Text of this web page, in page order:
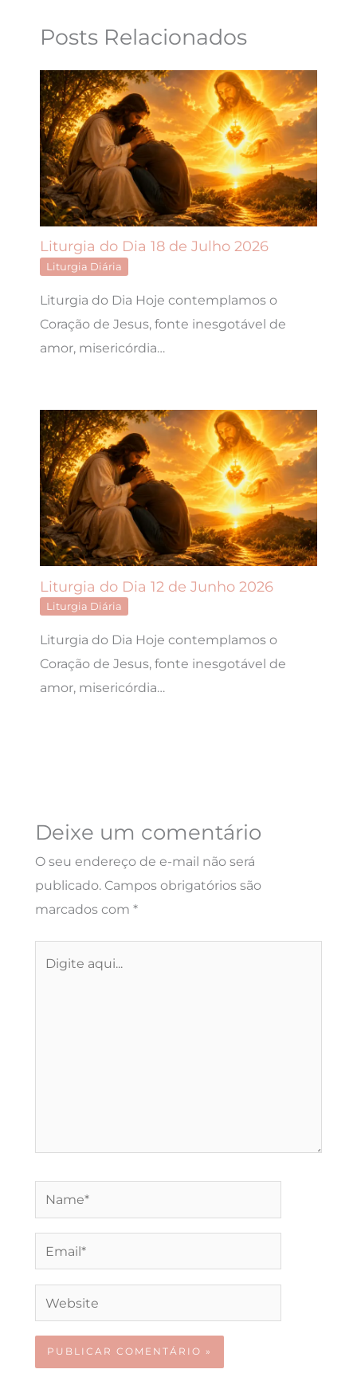
Posts Relacionados
Liturgia do Dia 18 de Julho 2026
Liturgia Diária
Liturgia do Dia Hoje contemplamos o
Coração de Jesus, fonte inesgotável de
amor, misericórdia…
Liturgia do Dia 12 de Junho 2026
Liturgia Diária
Liturgia do Dia Hoje contemplamos o
Coração de Jesus, fonte inesgotável de
amor, misericórdia…
Deixe um comentário
O seu endereço de e-mail não será
publicado. Campos obrigatórios são
marcados com *
aqui...
Name*
Email*
Website